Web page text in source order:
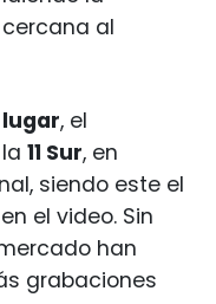
al
, el
11 Sur, en
siendo este el
el video. Sin
han
grabaciones